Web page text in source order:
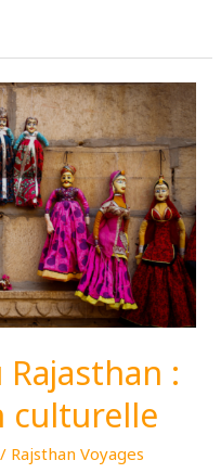
:
culturelle
/ Rajsthan Voyages